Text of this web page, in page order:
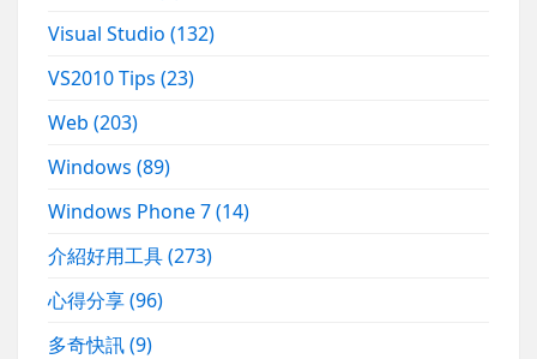
Visual Studio(132)
VS2010 Tips(23)
Web(203)
Windows(89)
Windows Phone 7(14)
介紹好用工具(273)
心得分享(96)
多奇快訊(9)